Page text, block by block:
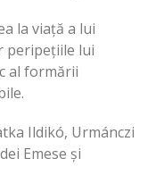
la viață a lui
peripețiile lui
al formării
Ildikó, Urmánczi
Emese și